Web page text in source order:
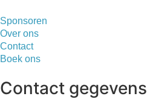
Sponsoren
Over ons
Contact
Boek ons
Contact gegevens